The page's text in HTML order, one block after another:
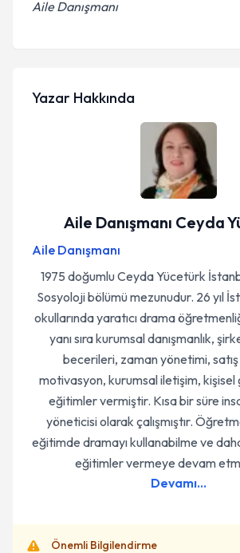
Aile Danışmanı
Yazar Hakkında
Aile Danışmanı Ceyda
Aile Danışmanı
1975 doğumlu Ceyda Yücetürk
Sosyoloji bölümü mezunudur. 26 yıl
okullarında yaratıcı drama
yanı sıra kurumsal danışmanlık,
becerileri, zaman yönetimi,
motivasyon, kurumsal iletişim, kişisel
eğitimler vermiştir. Kısa bir süre
yöneticisi olarak çalışmıştır.
eğitimde dramayı kullanabilme ve
eğitimler vermeye devam
Devamı...
Önemli Bilgilendirme